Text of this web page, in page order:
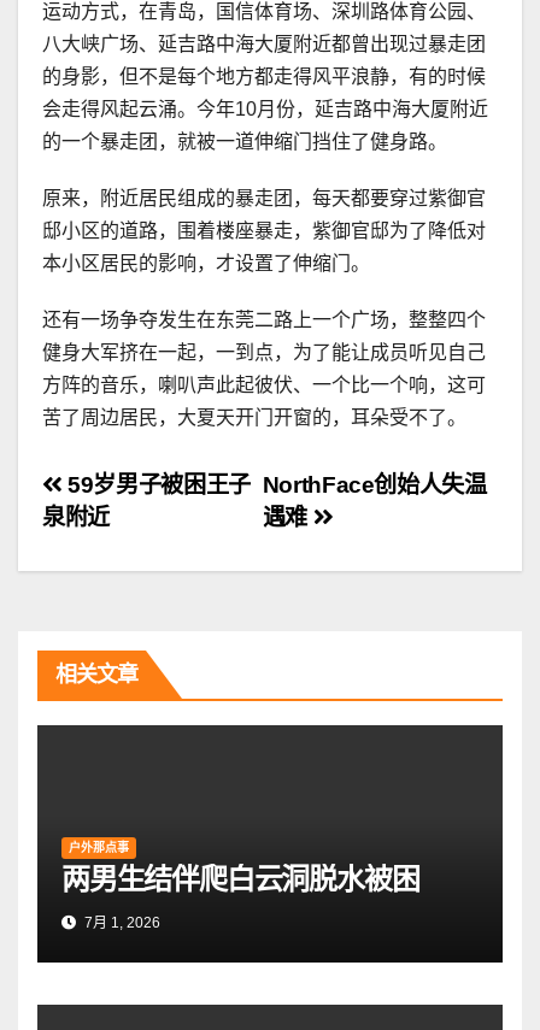
运动方式，在青岛，国信体育场、深圳路体育公园、
八大峡广场、延吉路中海大厦附近都曾出现过暴走团
的身影，但不是每个地方都走得风平浪静，有的时候
会走得风起云涌。今年10月份，延吉路中海大厦附近
的一个暴走团，就被一道伸缩门挡住了健身路。
原来，附近居民组成的暴走团，每天都要穿过紫御官
邸小区的道路，围着楼座暴走，紫御官邸为了降低对
本小区居民的影响，才设置了伸缩门。
还有一场争夺发生在东莞二路上一个广场，整整四个
健身大军挤在一起，一到点，为了能让成员听见自己
方阵的音乐，喇叭声此起彼伏、一个比一个响，这可
苦了周边居民，大夏天开门开窗的，耳朵受不了。
文
章
航
NorthFace创始人失温
遇难
59岁男子被困王子
泉附近
相关文章
户外那点事
两男生结伴爬白云洞脱水被困
7月 1, 2026